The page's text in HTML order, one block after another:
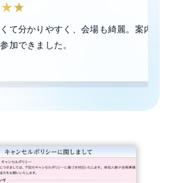
て分かりやすく、会場も綺麗。案内も丁寧
加できました。